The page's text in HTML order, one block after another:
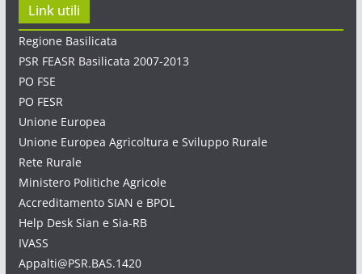
Link utili
Regione Basilicata
PSR FEASR Basilicata 2007-2013
PO FSE
PO FESR
Unione Europea
Unione Europea Agricoltura e Sviluppo Rurale
Rete Rurale
Ministero Politiche Agricole
Accreditamento SIAN e BPOL
Help Desk Sian e Sia-RB
IVASS
Appalti@PSR.BAS.1420